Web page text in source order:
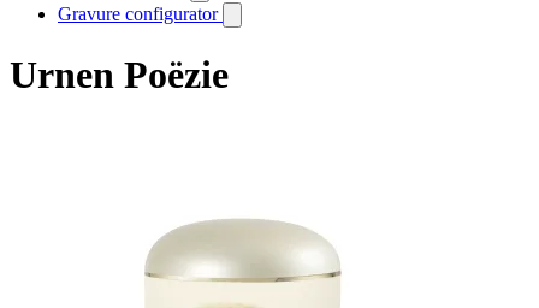
Gravure configurator
Urnen Poëzie